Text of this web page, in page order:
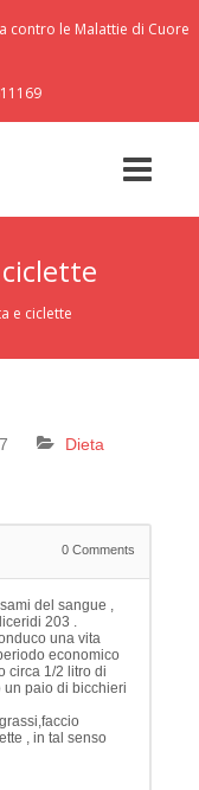
contro le Malattie di Cuore
e ciclette
Dieta
0 Comments
del sangue ,
203 .
una vita
economico
circa 1/2 litro di
un paio di bicchieri
, in tal senso